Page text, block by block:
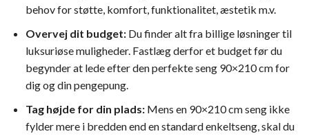
behov for støtte, komfort, funktionalitet, æstetik m.v.
Overvej dit budget: Du finder alt fra billige løsninger til
luksuriøse muligheder. Fastlæg derfor et budget før du
begynder at lede efter den perfekte seng 90×210 cm for
dig og din pengepung.
Tag højde for din plads: Mens en 90×210 cm seng ikke
fylder mere i bredden end en standard enkeltseng, skal du